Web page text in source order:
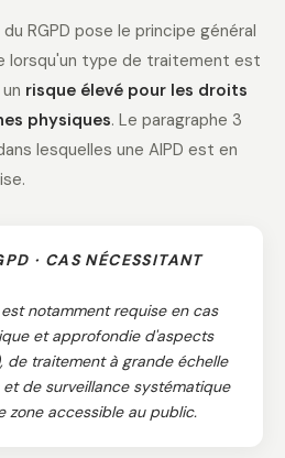
RGPD pose le principe général
lorsqu'un type de traitement est
risque élevé pour les droits
physiques. Le paragraphe 3
lesquelles une AIPD est en
· CAS NÉCESSITANT
notamment requise en cas
et approfondie d'aspects
de traitement à grande échelle
de surveillance systématique
zone accessible au public.